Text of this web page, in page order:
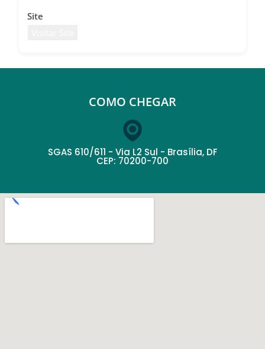
Site
COMO CHEGAR
SGAS 610/611 - Via L2 Sul - Brasília, DF
CEP: 70200-700